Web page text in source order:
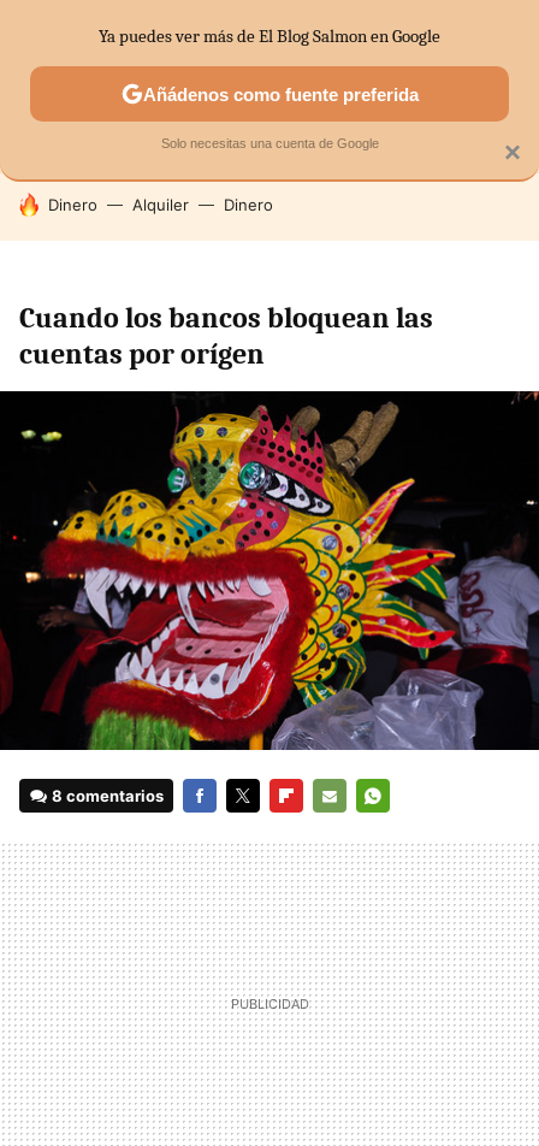
SECTORES ECONOMÍA DOMÉSTICA MERCADOS
HOY SE HABLA DE
Dinero Alquiler Dinero
Cuando los bancos bloquean las
cuentas por orígen
8 comentarios
MAIL
×
Ya puedes ver más de El Blog Salmon en Google
Añádenos como fuente preferida
Solo necesitas una cuenta de Google